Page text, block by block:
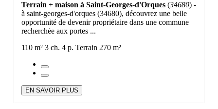
Terrain + maison à Saint-Georges-d'Orques (34680) -
à saint-georges-d'orques (34680), découvrez une belle
opportunité de devenir propriétaire dans une commune
recherchée aux portes ...
110 m² 3 ch. 4 p. Terrain 270 m²
EN SAVOIR PLUS